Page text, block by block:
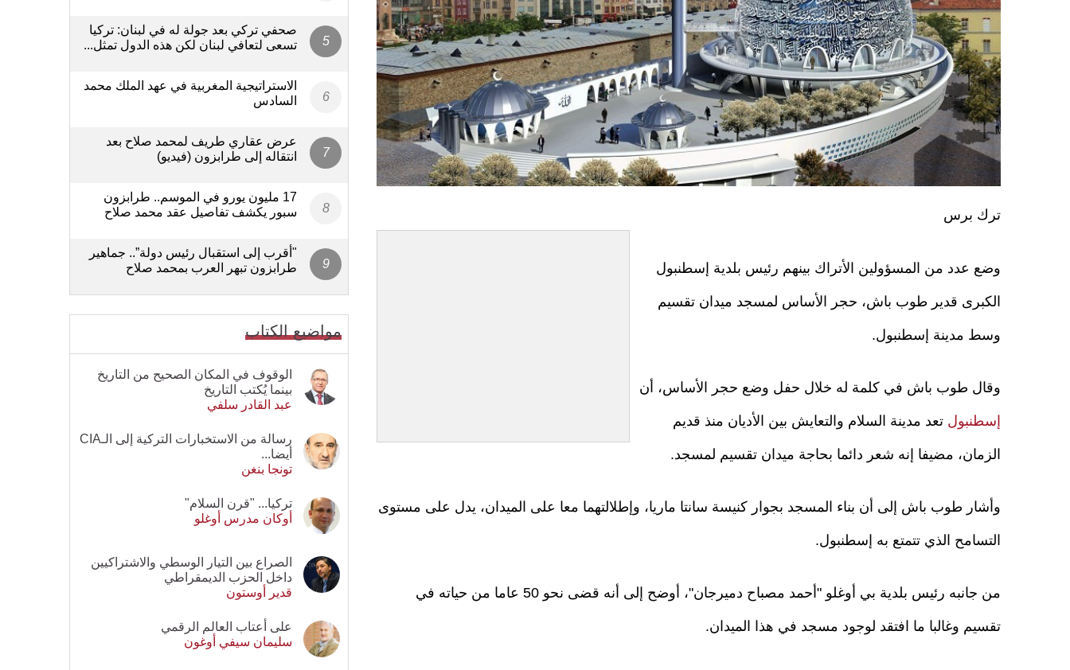
ترك برس
وضع عدد من المسؤولين الأتراك بينهم رئيس بلدية إسطنبول
الكبرى قدير طوب باش، حجر الأساس لمسجد ميدان تقسيم
وسط مدينة إسطنبول.
وقال طوب باش في كلمة له خلال حفل وضع حجر الأساس، أن
إسطنبول تعد مدينة السلام والتعايش بين الأديان منذ قديم
الزمان، مضيفا إنه شعر دائما بحاجة ميدان تقسيم لمسجد.
وأشار طوب باش إلى أن بناء المسجد بجوار كنيسة سانتا ماريا، وإطلالتهما معا على الميدان، يدل على مستوى
التسامح الذي تتمتع به إسطنبول.
من جانبه رئيس بلدية بي أوغلو "أحمد مصباح دميرجان"، أوضح إلى أنه قضى نحو 50 عاما من حياته في
تقسيم وغالبا ما افتقد لوجود مسجد في هذا الميدان.
صحفي تركي بعد جولة له في لبنان: تركيا
تسعى لتعافي لبنان لكن هذه الدول تمثل...
الاستراتيجية المغربية في عهد الملك محمد
السادس
عرض عقاري طريف لمحمد صلاح بعد
انتقاله إلى طرابزون (فيديو)
17 مليون يورو في الموسم.. طرابزون
سبور يكشف تفاصيل عقد محمد صلاح
"أقرب إلى استقبال رئيس دولة”.. جماهير
طرابزون تبهر العرب بمحمد صلاح
مواضيع الكتاب
الوقوف في المكان الصحيح من التاريخ
بينما يُكتب التاريخ
عبد القادر سلفي
رسالة من الاستخبارات التركية إلى الـCIA
أيضا...
تونجا بنغن
تركيا... "قرن السلام"
أوكان مدرس أوغلو
الصراع بين التيار الوسطي والاشتراكيين
داخل الحزب الديمقراطي
قدير أوستون
على أعتاب العالم الرقمي
سليمان سيفي أوغون